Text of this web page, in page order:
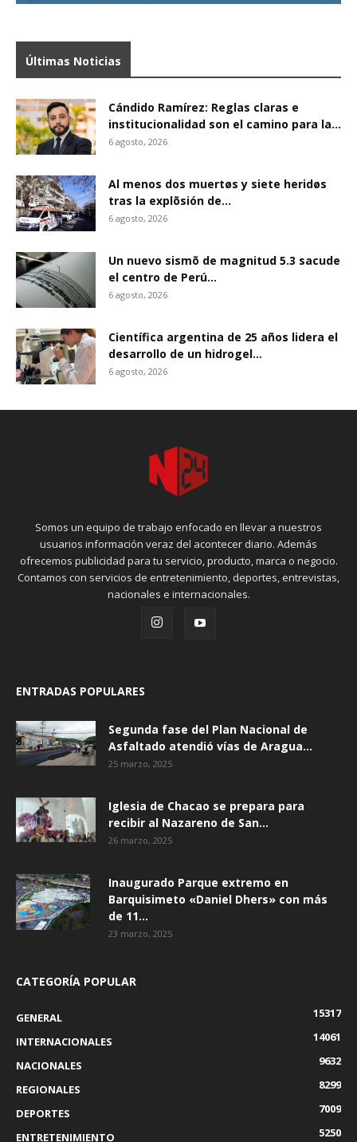
Últimas Noticias
Cándido Ramírez: Reglas claras e
institucionalidad son el camino para la...
6 agosto, 2026
Al menos dos muertøs y siete heridøs
tras la explõsión de...
6 agosto, 2026
Un nuevo sismõ de magnitud 5.3 sacude
el centro de Perú...
6 agosto, 2026
Científica argentina de 25 años lidera el
desarrollo de un hidrogel...
6 agosto, 2026
Somos un equipo de trabajo enfocado en llevar a nuestros
usuarios información veraz del acontecer diario. Además
ofrecemos publicidad para tu servicio, producto, marca o negocio.
Contamos con servicios de entretenimiento, deportes, entrevistas,
nacionales e internacionales.
ENTRADAS POPULARES
Segunda fase del Plan Nacional de
Asfaltado atendió vías de Aragua...
25 marzo, 2025
Iglesia de Chacao se prepara para
recibir al Nazareno de San...
26 marzo, 2025
Inaugurado Parque extremo en
Barquisimeto «Daniel Dhers» con más
de 11...
23 marzo, 2025
CATEGORÍA POPULAR
GENERAL
15317
INTERNACIONALES
14061
NACIONALES
9632
REGIONALES
8299
DEPORTES
7009
ENTRETENIMIENTO
5250